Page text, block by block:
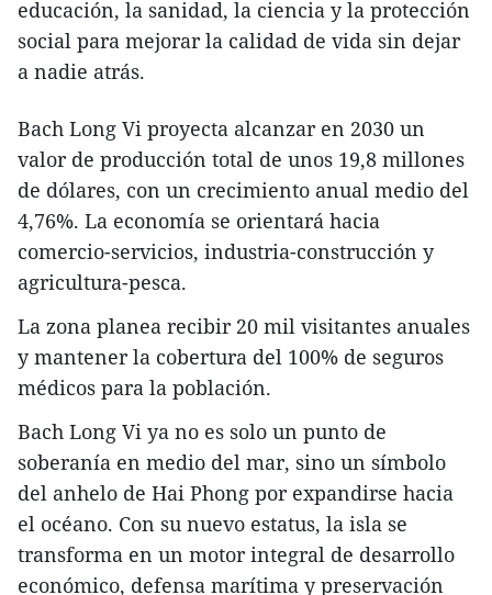
educación, la sanidad, la ciencia y la protección
social para mejorar la calidad de vida sin dejar
a nadie atrás.
Bach Long Vi proyecta alcanzar en 2030 un
valor de producción total de unos 19,8 millones
de dólares, con un crecimiento anual medio del
4,76%. La economía se orientará hacia
comercio-servicios, industria-construcción y
agricultura-pesca.
La zona planea recibir 20 mil visitantes anuales
y mantener la cobertura del 100% de seguros
médicos para la población.
Bach Long Vi ya no es solo un punto de
soberanía en medio del mar, sino un símbolo
del anhelo de Hai Phong por expandirse hacia
el océano. Con su nuevo estatus, la isla se
transforma en un motor integral de desarrollo
económico, defensa marítima y preservación